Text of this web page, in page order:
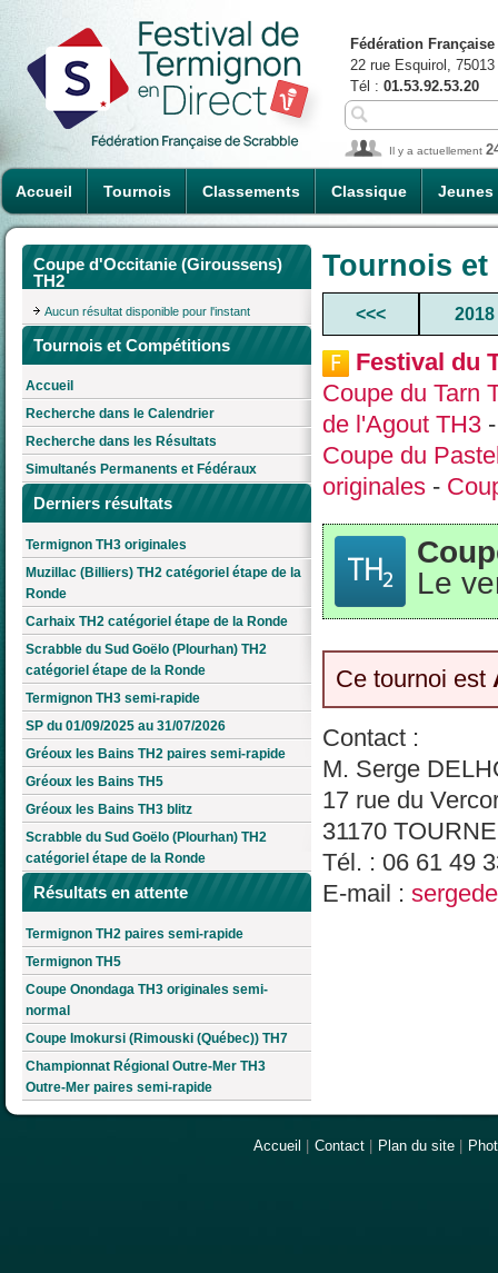
Accueil Tournois Classements Classique Jeunes
Fédération
22 rue Esquirol,
Tél : 01.53.92.53.20
Il y a actuellement
Coupe d'Occitanie (Giroussens)
TH2
Aucun résultat disponible pour l'instant
Tournois et Compétitions
Accueil
Recherche dans le Calendrier
Recherche dans les Résultats
Simultanés Permanents et Fédéraux
Derniers résultats
Termignon TH3 originales
Muzillac (Billiers) TH2 catégoriel étape de la
Ronde
Carhaix TH2 catégoriel étape de la Ronde
Scrabble du Sud Goëlo (Plourhan) TH2
catégoriel étape de la Ronde
Termignon TH3 semi-rapide
SP du 01/09/2025 au 31/07/2026
Gréoux les Bains TH2 paires semi-rapide
Gréoux les Bains TH5
Gréoux les Bains TH3 blitz
Scrabble du Sud Goëlo (Plourhan) TH2
catégoriel étape de la Ronde
Résultats en attente
Termignon TH2 paires semi-rapide
Termignon TH5
Coupe Onondaga TH3 originales semi-
normal
Coupe Imokursi (Rimouski (Québec)) TH7
Championnat Régional Outre-Mer TH3
Outre-Mer paires semi-rapide
Tournois
<<< 2018
Festival du
Coupe du Tarn
de l'Agout TH3
Coupe du
originales -
Le
Ce tournoi est
Contact :
M. Serge
17 rue du
31170
Tél. : 06 61 49
E-mail :
Accueil Contact Plan du site